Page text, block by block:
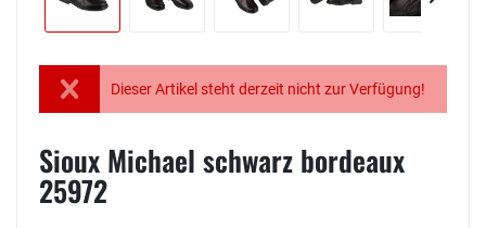
Dieser Artikel steht derzeit nicht zur Verfügung!
Sioux Michael schwarz bordeaux
25972